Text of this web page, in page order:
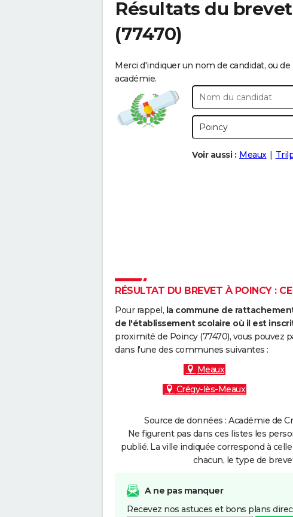
Résultats du
(77470)
Merci d'indiquer un nom de candidat, ou
académie.
Voir aussi : Meaux
RÉSULTAT DU BREVET À POINCY :
Pour rappel, la commune de
de l'établissement scolaire où il est
proximité de Poincy (77470), vous pouvez
dans l'une des communes suivantes :
Meaux
Crégy-lès-Meaux
Source de données : Académie de
Ne figurent pas dans ces listes les
publié. La ville indiquée correspond à
chacun, le type de
A ne pas manquer
Recevez nos astuces et bons plans